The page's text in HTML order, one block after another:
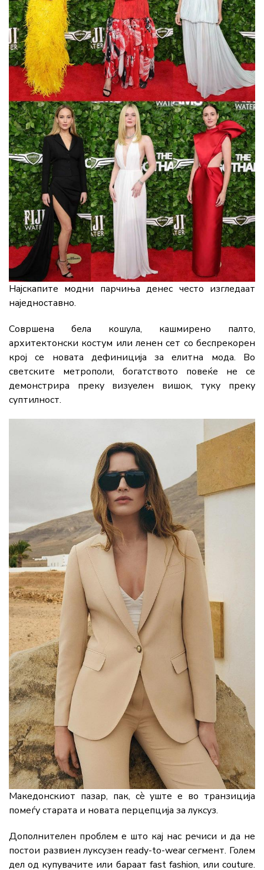
Најскапите модни парчиња денес често изгледаат
наједноставно.
Совршена бела кошула, кашмирено палто,
архитектонски костум или ленен сет со беспрекорен
крој се новата дефиниција за елитна мода. Во
светските метрополи, богатството повеќе не се
демонстрира преку визуелен вишок, туку преку
суптилност.
Македонскиот пазар, пак, сè уште е во транзиција
помеѓу старата и новата перцепција за луксуз.
Дополнителен проблем е што кај нас речиси и да не
постои развиен луксузен ready-to-wear сегмент. Голем
дел од купувачите или бараат fast fashion, или couture.